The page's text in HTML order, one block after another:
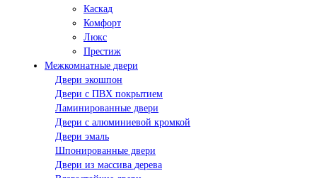
Каскад
Комфорт
Люкс
Престиж
Межкомнатные двери
Двери экошпон
Двери с ПВХ покрытием
Ламинированные двери
Двери с алюминиевой кромкой
Двери эмаль
Шпонированные двери
Двери из массива дерева